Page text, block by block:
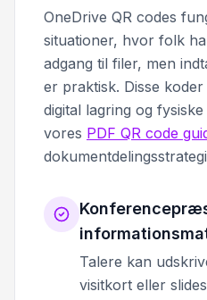
OneDrive QR codes
situationer, hvor folk
adgang til filer, men
er praktisk. Disse
digital lagring og
vores PDF QR code
Talere kan
visitkort eller